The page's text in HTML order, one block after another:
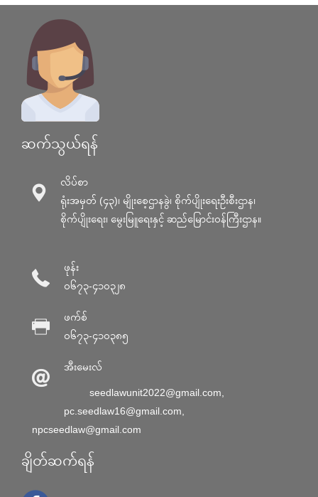
ဆက်သွယ်ရန်
လိပ်စာ
ရုံးအမှတ် (၄၃)၊ မျိုးစေ့ဌာနခွဲ၊ စိုက်ပျိုးရေးဦးစီးဌာန၊
စိုက်ပျိုးရေး၊ မွေးမြူရေးနှင့် ဆည်မြောင်း၀န်ကြီးဌာန။
ဖုန်း
၀၆၇၃-၄၁၀၃၂၈
ဖက်စ်
၀၆၇၃-၄၁၀၃၈၅
အီးမေးလ်
seedlawunit2022@gmail.com,
pc.seedlaw16@gmail.com,
npcseedlaw@gmail.com
ချိတ်ဆက်ရန်